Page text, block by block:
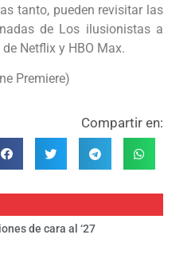
tanto, pueden revisitar las
de Los ilusionistas a
Netflix y HBO Max.
Premiere)
Compartir en:
de cara al ‘27